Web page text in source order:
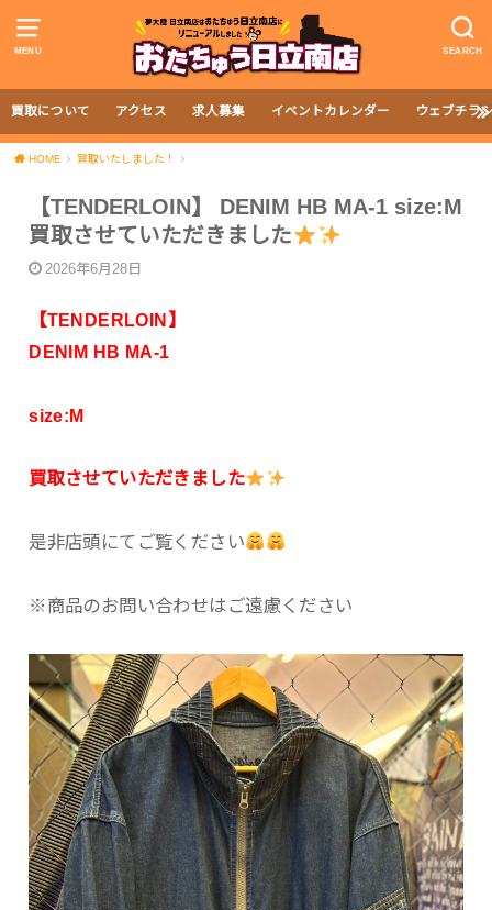
MENU SEARCH
買取について アクセス 求人募集 イベントカレンダー ウェブチラ
HOME 買取いたしました！
【TENDERLOIN】 DENIM HB MA-1 size:M
買取させていただきました
2026年6月28日
【TENDERLOIN】
DENIM HB MA-1
size:M
買取させていただきました
是非店頭にてご覧ください
※商品のお問い合わせはご遠慮ください